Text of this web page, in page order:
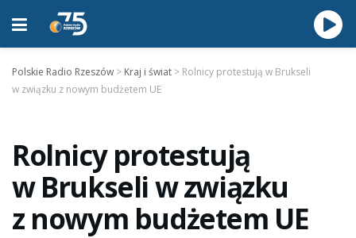
Polskie Radio Rzeszów > Kraj i świat > Rolnicy protestują w Brukseli
w związku z nowym budżetem UE
Rolnicy protestują
w Brukseli w związku
z nowym budżetem UE